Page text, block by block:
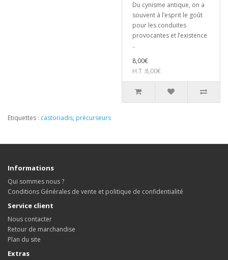
Du cynisme antique, on a
souvent à l’esprit le goût
pour les conduites
provocantes et l’existence
..
8,00€
H.T :8,00€
Etiquettes : castoriadis, précurseurs
Informations
Qui sommes nous ?
Conditions Générales de vente et politique de confidentialité
Service client
Nous contacter
Retour de marchandise
Plan du site
Extras